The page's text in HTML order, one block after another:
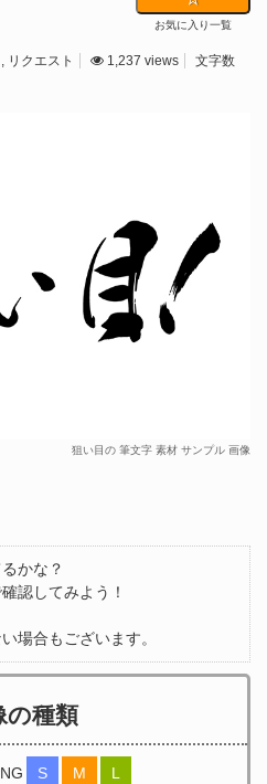
お気に入り一覧
, リクエスト 1,237 views
文字数
狙い目の 筆文字 素材 サンプル 画像
かな？
認してみよう！
場合もございます。
の種類
S M L